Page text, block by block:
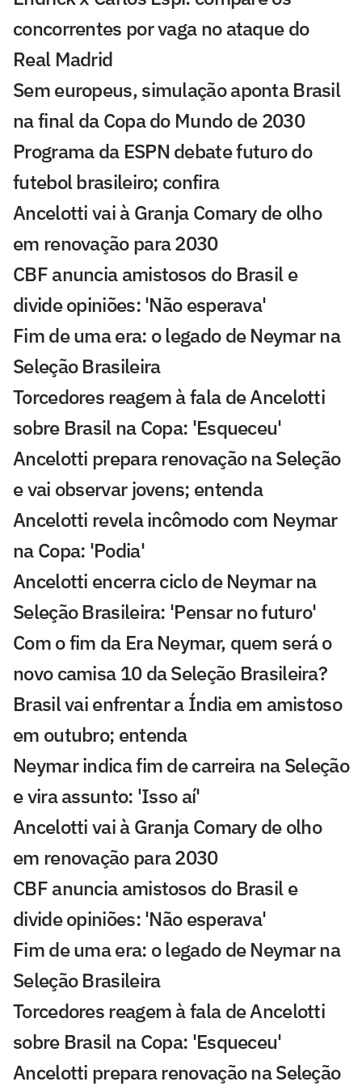
concorrentes por vaga no ataque do
Real Madrid
Sem europeus, simulação aponta Brasil
na final da Copa do Mundo de 2030
Programa da ESPN debate futuro do
futebol brasileiro; confira
Ancelotti vai à Granja Comary de olho
em renovação para 2030
CBF anuncia amistosos do Brasil e
divide opiniões: 'Não esperava'
Fim de uma era: o legado de Neymar na
Seleção Brasileira
Torcedores reagem à fala de Ancelotti
sobre Brasil na Copa: 'Esqueceu'
Ancelotti prepara renovação na Seleção
e vai observar jovens; entenda
Ancelotti revela incômodo com Neymar
na Copa: 'Podia'
Ancelotti encerra ciclo de Neymar na
Seleção Brasileira: 'Pensar no futuro'
Com o fim da Era Neymar, quem será o
novo camisa 10 da Seleção Brasileira?
Brasil vai enfrentar a Índia em amistoso
em outubro; entenda
Neymar indica fim de carreira na Seleção
e vira assunto: 'Isso aí'
Ancelotti vai à Granja Comary de olho
em renovação para 2030
CBF anuncia amistosos do Brasil e
divide opiniões: 'Não esperava'
Fim de uma era: o legado de Neymar na
Seleção Brasileira
Torcedores reagem à fala de Ancelotti
sobre Brasil na Copa: 'Esqueceu'
Ancelotti prepara renovação na Seleção